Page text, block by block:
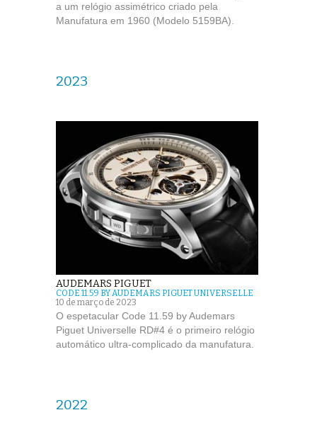
a um relógio assimétrico criado pela
Manufatura em 1960 (Modelo 5159BA).
2023
AUDEMARS PIGUET
CODE 11.59 BY AUDEMARS PIGUET UNIVERSELLE
10 de março de 2023
O espetacular Code 11.59 by Audemars
Piguet Universelle RD#4 é o primeiro relógio
automático ultra-complicado da manufatura.
2022